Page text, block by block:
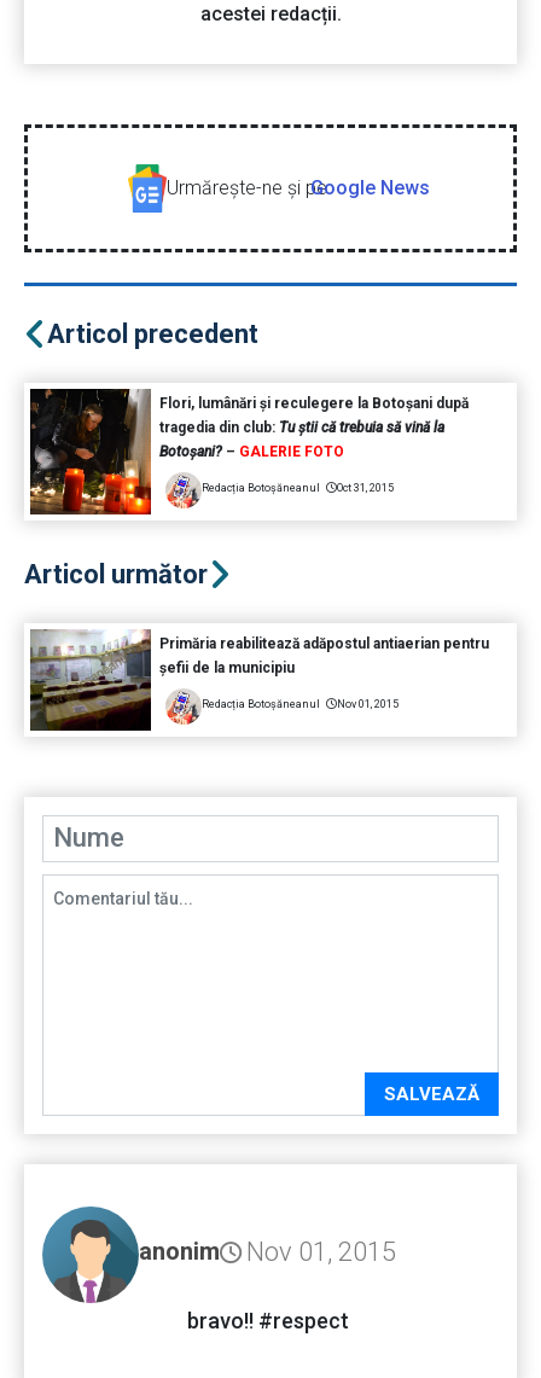
acestei redacții.
Urmăreşte-ne şi peGoogle News
Articol precedent
Flori, lumânări și reculegere la Botoșani după
tragedia din club:Tu știi că trebuia să vină la
Botoșani? – GALERIE FOTO
Redacția Botoșăneanul Oct 31, 2015
Articol următor
Primăria reabilitează adăpostul antiaerian pentru
șefii de la municipiu
Redacția Botoșăneanul Nov 01, 2015
SALVEAZĂ
anonim Nov 01, 2015
bravo!! #respect